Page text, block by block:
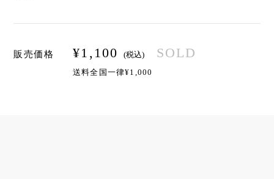
販売価格 ¥1,100 (税込) SOLD
送料全国一律¥1,000